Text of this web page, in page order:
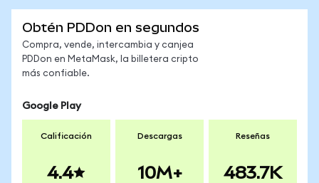
Obtén PDDon en segundos
Compra, vende, intercambia y canjea
PDDon en MetaMask, la billetera cripto
más confiable.
Google Play
Calificación
4.4
Descargas
10M+
Reseñas
483.7K